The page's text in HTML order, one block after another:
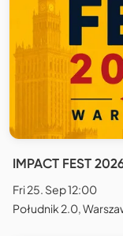
IMPACT FEST
Fri 25. Sep 12:00
Południk 2.0,